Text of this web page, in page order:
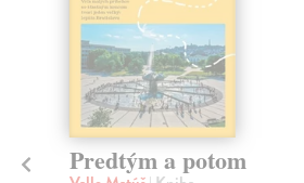
Predtým a potom